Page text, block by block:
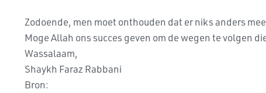
Zodoende, men moet onthouden dat er niks anders
Moge Allah ons succes geven om de wegen te volgen
Wassalaam,
Shaykh Faraz Rabbani
Bron: